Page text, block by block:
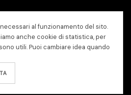
della Libertà 20, Roma · P.IVA:
è indipendente ed autonoma.
al funzionamento del sito.
anche cookie di statistica, per
utili. Puoi cambiare idea quando